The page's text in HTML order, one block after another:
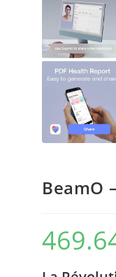
BeamO